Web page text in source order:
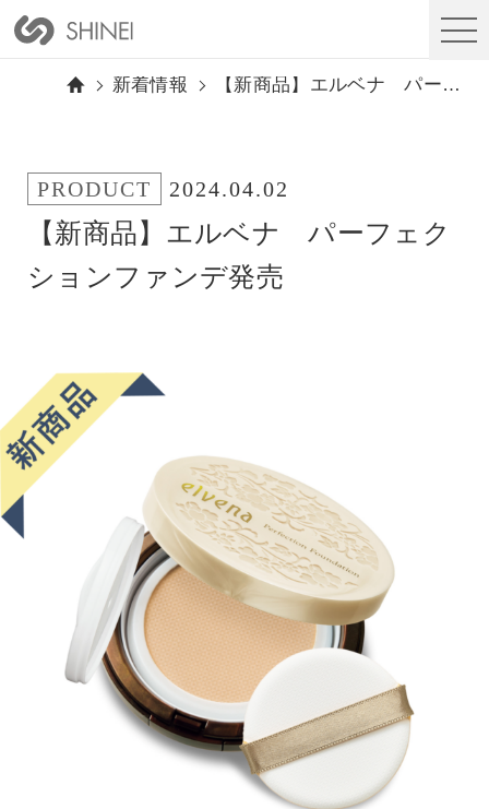
新着情報 【新商品】エルベナ パーフェクションファンデ発売
PRODUCT 2024.04.02
【新商品】エルベナ パーフェク
ションファンデ発売